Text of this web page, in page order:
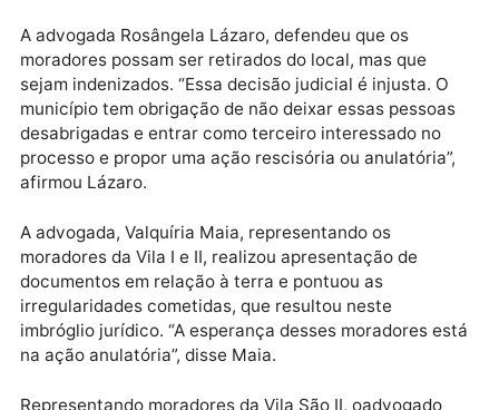
que for preciso, aSepate aSemurestarão unindo
forças, mas o que não podemos é descumprir uma
decisão judicial. Me perdoem, mas eu preciso ser
verdadeiro”, lamentou Inácio.
Participando da sessão, Cláudio Carvalho, afirmou
a prefeitura de Porto Velho, ente federativo central,
mesmo sabendo que a comunidade estava em
propriedade privada,aceitoua instalação de
escola e abertura de estradas. “É impossível não
de regularização fundiária, não colocando a
como ente central”, disse Carvalho.